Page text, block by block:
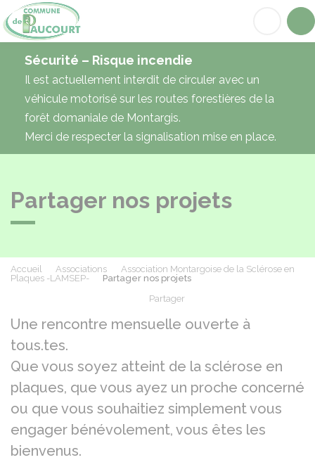
Sécurité – Risque incendie
Il est actuellement interdit de circuler avec un
véhicule motorisé sur les routes forestières de la
forêt domaniale de Montargis.
Merci de respecter la signalisation mise en place.
Partager nos projets
Accueil Associations
Association Montargoise de la Sclérose en
Plaques -LAMSEP-
Partager nos projets
Partager
Une rencontre mensuelle ouverte à
tous.tes.
Que vous soyez atteint de la sclérose en
plaques, que vous ayez un proche concerné
ou que vous souhaitiez simplement vous
engager bénévolement, vous êtes les
bienvenus.